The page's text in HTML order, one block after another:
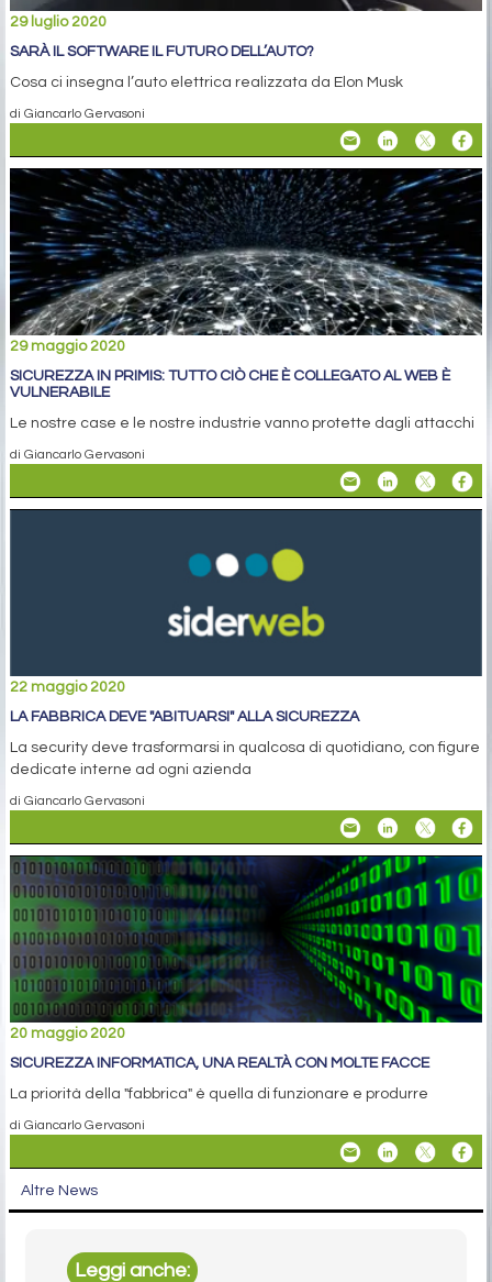
29 luglio 2020
SARÀ IL SOFTWARE IL FUTURO DELL’AUTO?
Cosa ci insegna l’auto elettrica realizzata da Elon Musk
di Giancarlo Gervasoni
29 maggio 2020
SICUREZZA IN PRIMIS: TUTTO CIÒ CHE È COLLEGATO AL WEB È
VULNERABILE
Le nostre case e le nostre industrie vanno protette dagli attacchi
di Giancarlo Gervasoni
22 maggio 2020
LA FABBRICA DEVE "ABITUARSI" ALLA SICUREZZA
La security deve trasformarsi in qualcosa di quotidiano, con figure
dedicate interne ad ogni azienda
di Giancarlo Gervasoni
20 maggio 2020
SICUREZZA INFORMATICA, UNA REALTÀ CON MOLTE FACCE
La priorità della "fabbrica" è quella di funzionare e produrre
di Giancarlo Gervasoni
Altre News
Leggi anche: